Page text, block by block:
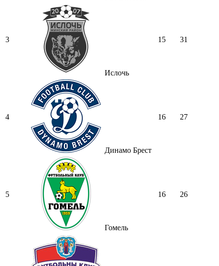
3
Ислочь
15 31
4
Динамо Брест
16 27
5
Гомель
16 26